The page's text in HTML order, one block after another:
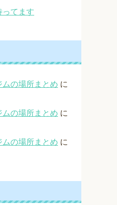
ってます
の場所まとめ に
の場所まとめ に
の場所まとめ に